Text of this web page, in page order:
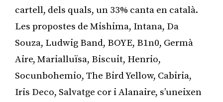
cartell, dels quals, un 33% canta en català.
Les propostes de Mishima, Intana, Da
Souza, Ludwig Band, BOYE, B1n0, Germà
Aire, Marialluïsa, Biscuit, Henrio,
Socunbohemio, The Bird Yellow, Cabiria,
Iris Deco, Salvatge cor i Alanaire, s’uneixen